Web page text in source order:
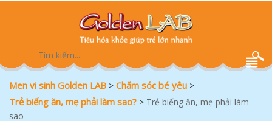
Men vi sinh Golden LAB > Chăm sóc bé yêu >
Trẻ biếng ăn, mẹ phải làm sao? > Trẻ biếng ăn, mẹ phải làm
sao